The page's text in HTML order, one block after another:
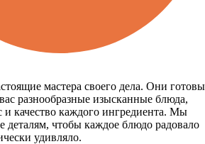
мастера своего дела. Они готовы
разнообразные изысканные блюда,
и качество каждого ингредиента. Мы
деталям, чтобы каждое блюдо радовало
удивляло.